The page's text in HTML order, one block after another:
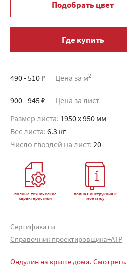
Подобрать цвет
Где купить
490 - 510 ₽ Цена за м2
900 - 945 ₽ Цена за лист
Размер листа: 1950 x 950 мм
Вес листа: 6.3 кг
Число гвоздей на лист: 20
полные технические
характеристики
полная инструкция к
монтажу
Сертификаты
Справочник проектировщика+АТР
Ондулин на крыше дома. Смотреть.